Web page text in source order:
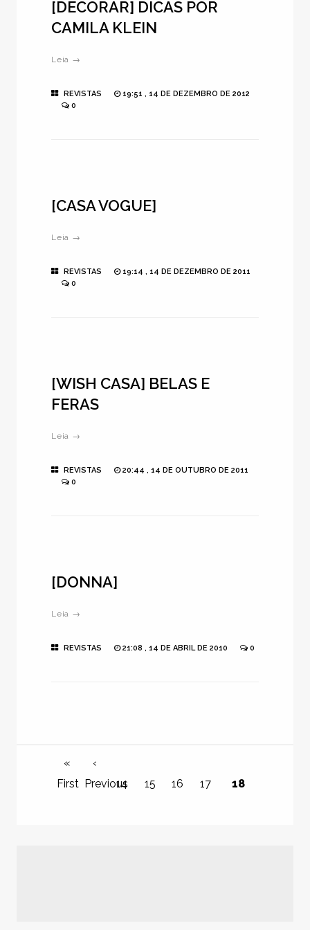
[DECORAR] DICAS POR
CAMILA KLEIN
Leia →
REVISTAS
19:51 , 14 DE DEZEMBRO DE 2012
0
[CASA VOGUE]
Leia →
REVISTAS
19:14 , 14 DE DEZEMBRO DE 2011
0
[WISH CASA] BELAS E
FERAS
Leia →
REVISTAS
20:44 , 14 DE OUTUBRO DE 2011
0
[DONNA]
Leia →
REVISTAS 21:08 , 14 DE ABRIL DE 2010 0
«
First
‹
Previous
14 15 16 17 18